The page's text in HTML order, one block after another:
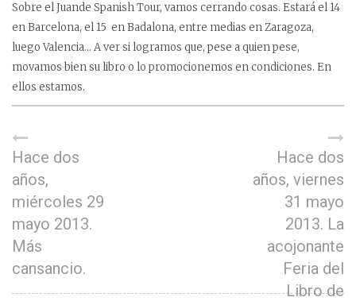
Sobre el Juande Spanish Tour, vamos cerrando cosas. Estará el 14
en Barcelona, el 15 en Badalona, entre medias en Zaragoza,
luego Valencia… A ver si logramos que, pese a quien pese,
movamos bien su libro o lo promocionemos en condiciones. En
ellos estamos.
Hace dos
años,
miércoles 29
mayo 2013.
Más
cansancio.
Hace dos
años, viernes
31 mayo
2013. La
acojonante
Feria del
Libro de